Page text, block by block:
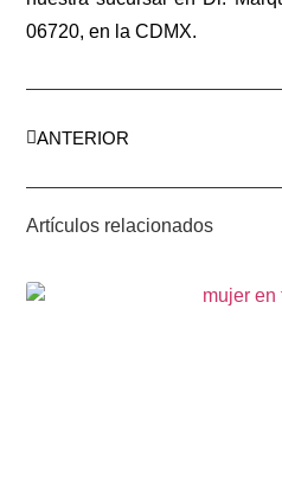
06720, en la CDMX.
ANTERIOR
Artículos relacionados